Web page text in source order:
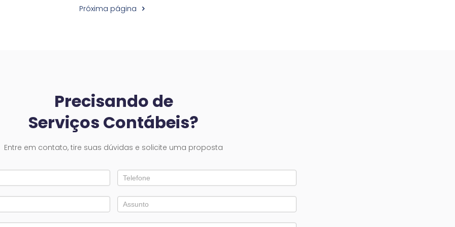
Próxima página
Precisando de
Serviços Contábeis?
Entre em contato, tire suas dúvidas e solicite uma proposta